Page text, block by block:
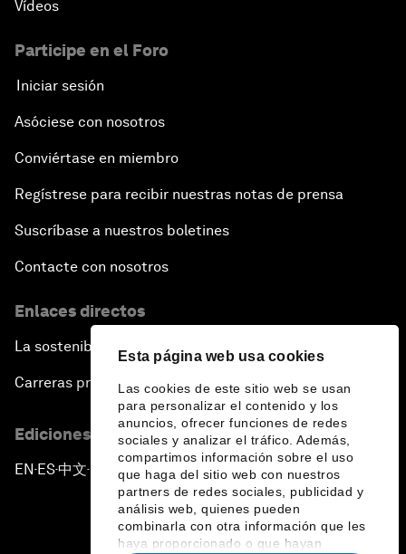
Esta página web usa cookies
Las cookies de este sitio web se usan
para personalizar el contenido y los
anuncios, ofrecer funciones de redes
sociales y analizar el tráfico. Además,
compartimos información sobre el uso
que haga del sitio web con nuestros
partners de redes sociales, publicidad y
análisis web, quienes pueden
combinarla con otra información que les
haya proporcionado o que hayan
Vídeos
Participe en el Foro
Iniciar sesión
Asóciese con nosotros
Conviértase en miembro
Regístrese para recibir nuestras notas de prensa
Suscríbase a nuestros boletines
Contacte con nosotros
Enlaces directos
La sostenibilidad en el Foro
Carreras profesionales
Ediciones en otros idiomas
EN ▪ES▪中文▪ 日本語